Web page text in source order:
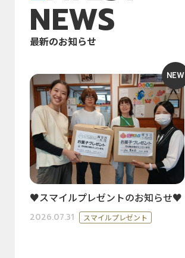
NEWS
最新のお知らせ
NEW
♥スマイルプレゼントのお知らせ♥
2026.07.31 スマイルプレゼント